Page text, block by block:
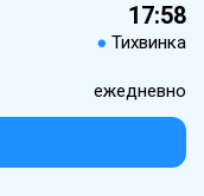
17:58
● Тихвинка
ежедневно